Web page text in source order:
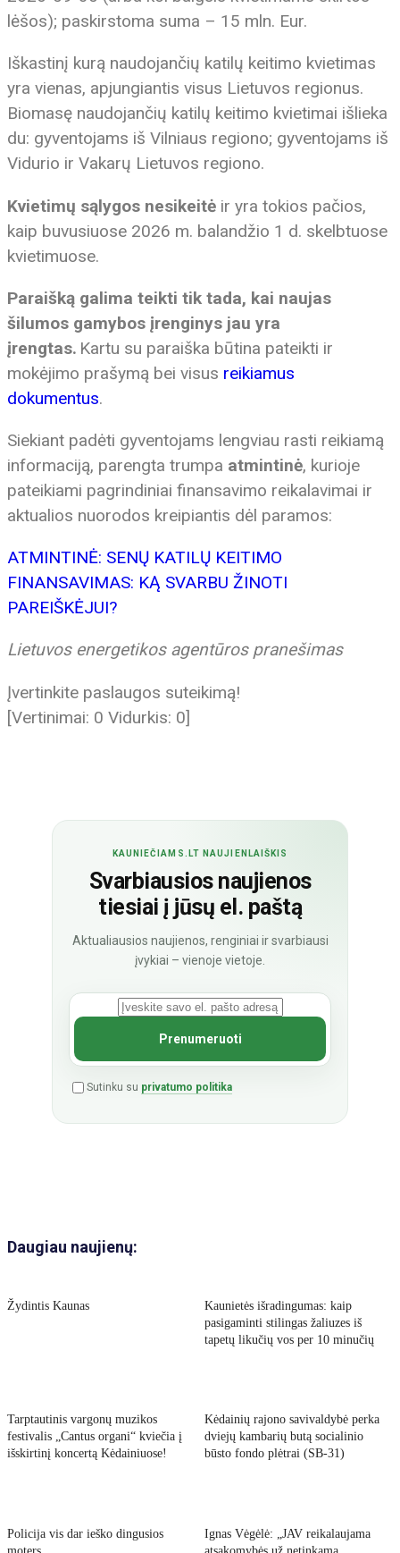
lėšos); paskirstoma suma – 15 mln. Eur.
Iškastinį kurą naudojančių katilų keitimo kvietimas
yra vienas, apjungiantis visus Lietuvos regionus.
Biomasę naudojančių katilų keitimo kvietimai išlieka
du: gyventojams iš Vilniaus regiono; gyventojams iš
Vidurio ir Vakarų Lietuvos regiono.
Kvietimų sąlygos nesikeitė ir yra tokios pačios,
kaip buvusiuose 2026 m. balandžio 1 d. skelbtuose
kvietimuose.
Paraišką galima teikti tik tada, kai naujas
šilumos gamybos įrenginys jau yra
įrengtas. Kartu su paraiška būtina pateikti ir
mokėjimo prašymą bei visus reikiamus
dokumentus.
Siekiant padėti gyventojams lengviau rasti reikiamą
informaciją, parengta trumpa atmintinė, kurioje
pateikiami pagrindiniai finansavimo reikalavimai ir
aktualios nuorodos kreipiantis dėl paramos:
ATMINTINĖ: SENŲ KATILŲ KEITIMO
FINANSAVIMAS: KĄ SVARBU ŽINOTI
PAREIŠKĖJUI?
Lietuvos energetikos agentūros pranešimas
Įvertinkite paslaugos suteikimą!
[Vertinimai: 0 Vidurkis: 0]
KAUNIEČIAMS.LT NAUJIENLAIŠKIS
Svarbiausios naujienos
tiesiai į jūsų el. paštą
Aktualiausios naujienos, renginiai ir svarbiausi
įvykiai – vienoje vietoje.
Sutinku su privatumo politika
Daugiau naujienų:
Žydintis Kaunas
Kaunietės išradingumas: kaip
pasigaminti stilingas žaliuzes iš
tapetų likučių vos per 10 minučių
Tarptautinis vargonų muzikos
festivalis „Cantus organi“ kviečia į
išskirtinį koncertą Kėdainiuose!
Kėdainių rajono savivaldybė perka
dviejų kambarių butą socialinio
būsto fondo plėtrai (SB-31)
Policija vis dar ieško dingusios
Ignas Vėgėlė: „JAV reikalaujama